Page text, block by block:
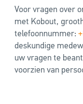
Voor vragen over
met Kobout,
telefoonnummer:
deskundige
uw vragen te
voorzien van